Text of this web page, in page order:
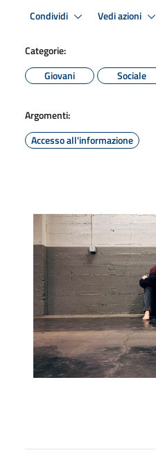
Condividi Vedi azioni
Categorie:
Giovani
Sociale
Argomenti:
Accesso all'informazione